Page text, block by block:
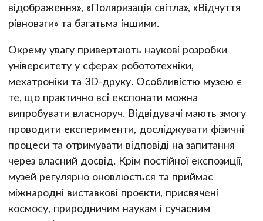
відображення», «Поляризація світла», «Відчуття
рівноваги» та багатьма іншими.
Окрему увагу привертають наукові розробки
університету у сферах робототехніки,
мехатроніки та 3D-друку. Особливістю музею є
те, що практично всі експонати можна
випробувати власноруч. Відвідувачі мають змогу
проводити експерименти, досліджувати фізичні
процеси та отримувати відповіді на запитання
через власний досвід. Крім постійної експозиції,
музей регулярно оновлюється та приймає
міжнародні виставкові проєкти, присвячені
космосу, природничим наукам і сучасним